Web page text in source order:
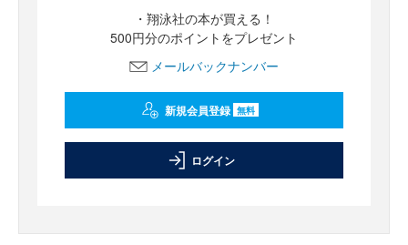
・翔泳社の本が買える！
500円分のポイントをプレゼント
メールバックナンバー
新規会員登録 無料
ログイン